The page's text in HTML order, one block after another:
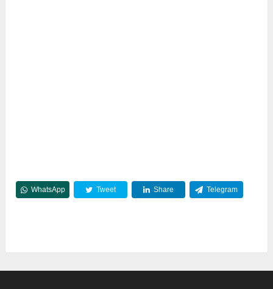
WhatsApp Tweet Share Telegram